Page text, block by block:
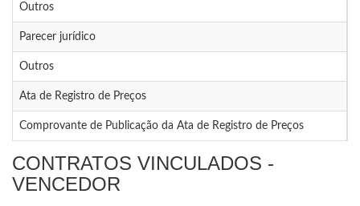
Outros
Parecer jurídico
Outros
Ata de Registro de Preços
Comprovante de Publicação da Ata de Registro de Preços
CONTRATOS VINCULADOS -
VENCEDOR